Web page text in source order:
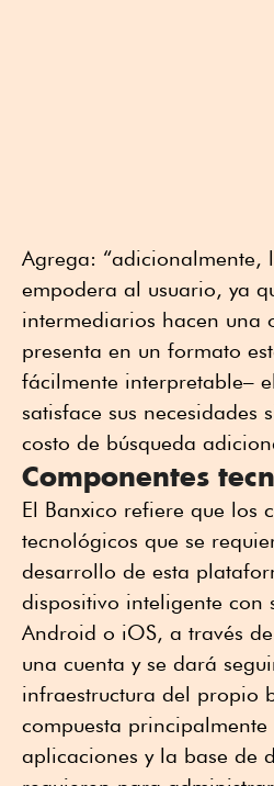
Agrega: “adicionalmente,
empodera al usuario, ya
intermediarios hacen una
presenta en un formato
fácilmente interpretable–
satisface sus necesidades
costo de búsqueda
Componentes
El Banxico refiere que los
tecnológicos que se
desarrollo de esta
dispositivo inteligente con
Android o iOS, a través
una cuenta y se dará
infraestructura del propio
compuesta
aplicaciones y la base de